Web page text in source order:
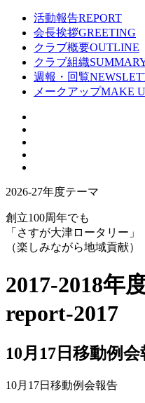
活動報告REPORT
会長挨拶GREETING
クラブ概要OUTLINE
クラブ組織
週報・回覧
メークアップMAKE
2026-27年度テーマ
創立100周年でも
「さすが大津ロータリー」
（楽しみながら地域貢献）
2017-2018年
report-2017
10月17日移動例会
10月17日移動例会報告